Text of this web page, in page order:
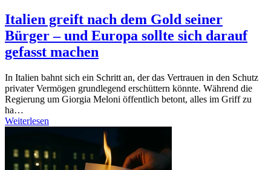
Italien greift nach dem Gold seiner
Bürger – und Europa sollte sich darauf
gefasst machen
In Italien bahnt sich ein Schritt an, der das Vertrauen in den Schutz
privater Vermögen grundlegend erschüttern könnte. Während die
Regierung um Giorgia Meloni öffentlich betont, alles im Griff zu
ha…
Weiterlesen